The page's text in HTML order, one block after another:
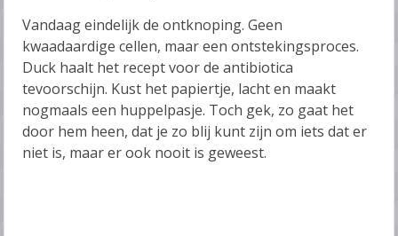
Vandaag eindelijk de ontknoping. Geen
kwaadaardige cellen, maar een ontstekingsproces.
Duck haalt het recept voor de antibiotica
tevoorschijn. Kust het papiertje, lacht en maakt
nogmaals een huppelpasje. Toch gek, zo gaat het
door hem heen, dat je zo blij kunt zijn om iets dat er
niet is, maar er ook nooit is geweest.